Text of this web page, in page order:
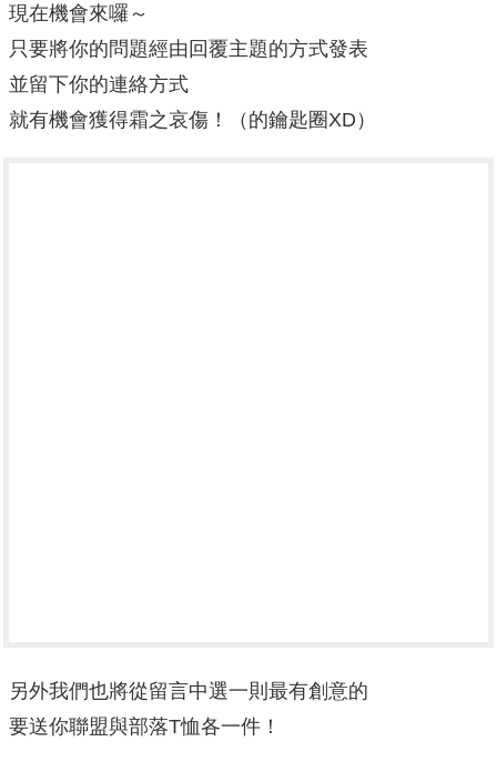
現在機會來囉～
只要將你的問題經由回覆主題的方式發表
並留下你的連絡方式
就有機會獲得霜之哀傷！（的鑰匙圈XD）
另外我們也將從留言中選一則最有創意的
要送你聯盟與部落T恤各一件！